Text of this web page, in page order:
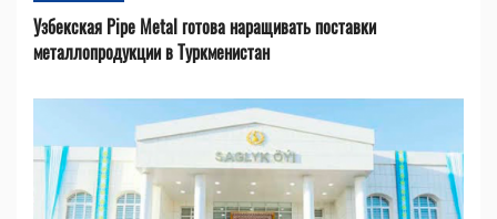
Узбекская Pipe Metal готова наращивать поставки
металлопродукции в Туркменистан